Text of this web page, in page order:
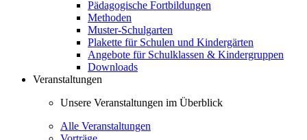
Pädagogische Fortbildungen
Methoden
Muster-Schulgarten
Plakette für Schulen und Kindergärten
Angebote für Schulklassen & Kindergruppen
Downloads
Veranstaltungen
Unsere Veranstaltungen im Überblick
Alle Veranstaltungen